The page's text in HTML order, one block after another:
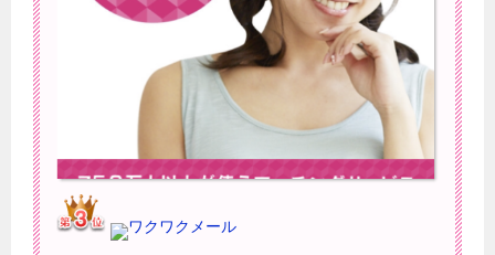
ワクワクメール